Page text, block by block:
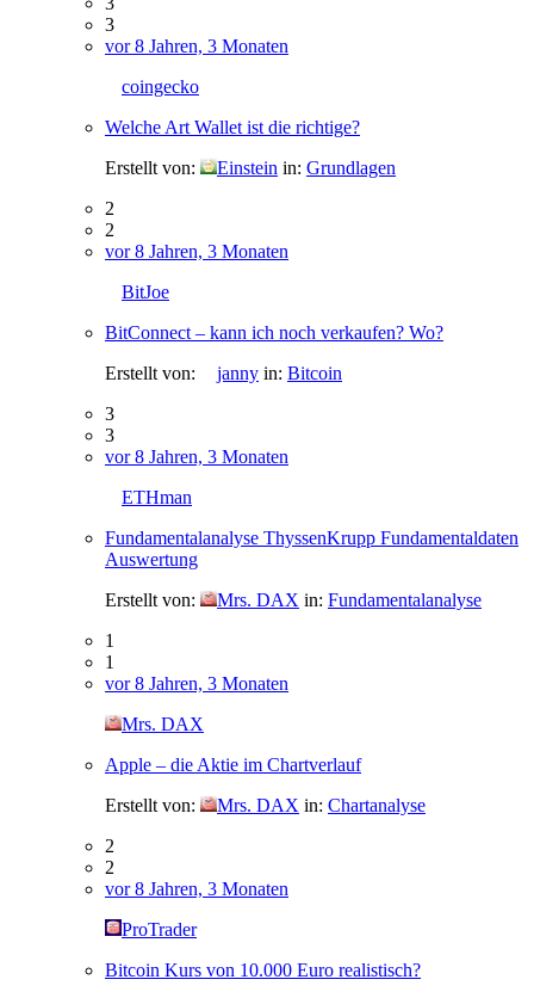
3
vor 8 Jahren, 3 Monaten
coingecko
Welche Art Wallet ist die richtige?
Erstellt von:
Einstein in: Grundlagen
2
2
vor 8 Jahren, 3 Monaten
BitJoe
BitConnect – kann ich noch verkaufen? Wo?
Erstellt von:
janny in: Bitcoin
3
3
vor 8 Jahren, 3 Monaten
ETHman
Fundamentalanalyse ThyssenKrupp Fundamentaldaten
Auswertung
Erstellt von:
Mrs. DAX in: Fundamentalanalyse
1
1
vor 8 Jahren, 3 Monaten
Mrs. DAX
Apple – die Aktie im Chartverlauf
Erstellt von:
Mrs. DAX in: Chartanalyse
2
2
vor 8 Jahren, 3 Monaten
ProTrader
Bitcoin Kurs von 10.000 Euro realistisch?